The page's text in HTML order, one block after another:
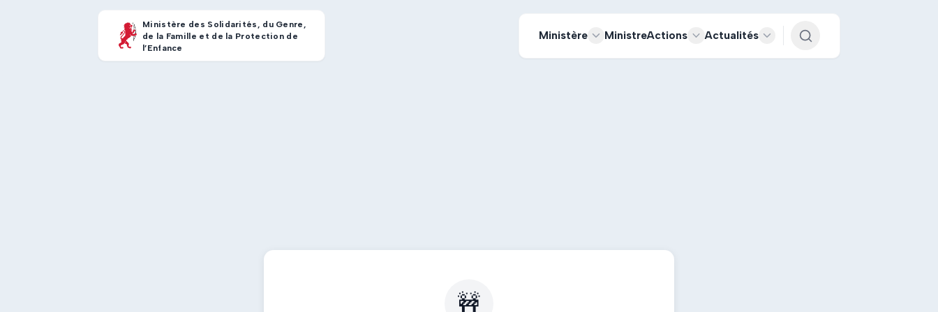
Ministère des Solidarités, du Genre,
de la Famille et de la Protection de
l’Enfance
Ministère MinistreActions Actualités
🚧